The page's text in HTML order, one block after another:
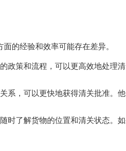
的经验和效率可能存在差异。
政策和流程，可以更高效地处理
系，可以更快地获得清关批准。
时了解货物的位置和清关状态。